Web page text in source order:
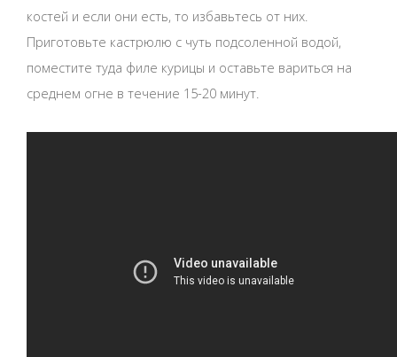
костей и если они есть, то избавьтесь от них.
Приготовьте кастрюлю с чуть подсоленной водой,
поместите туда филе курицы и оставьте вариться на
среднем огне в течение 15-20 минут.